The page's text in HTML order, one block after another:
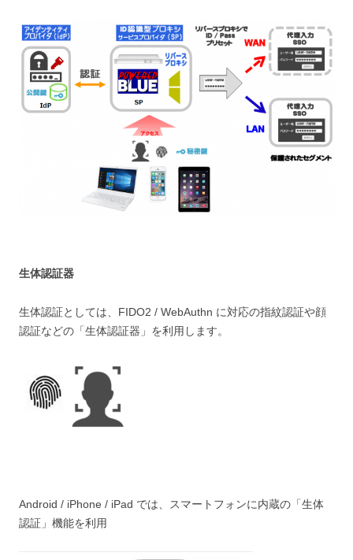
生体認証器
生体認証としては、FIDO2 / WebAuthn に対応の指紋認証や顔
認証などの「生体認証器」を利用します。
Android / iPhone / iPad では、スマートフォンに内蔵の「生体
認証」機能を利用